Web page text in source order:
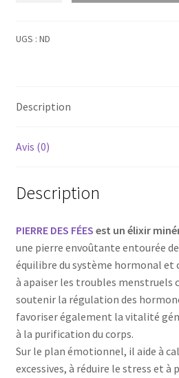
UGS : ND
Description
Avis (0)
Description
PIERRE DES FÉES est un élixir
une pierre envoûtante entourée
équilibre du système hormonal et
à apaiser les troubles menstruels
soutenir la régulation des
favoriser également la vitalité
à la purification du corps.
Sur le plan émotionnel, il aide à
excessives, à réduire le stress et